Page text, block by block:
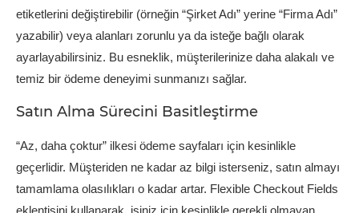
etiketlerini değiştirebilir (örneğin “Şirket Adı” yerine “Firma Adı”
yazabilir) veya alanları zorunlu ya da isteğe bağlı olarak
ayarlayabilirsiniz. Bu esneklik, müşterilerinize daha alakalı ve
temiz bir ödeme deneyimi sunmanızı sağlar.
Satın Alma Sürecini Basitleştirme
“Az, daha çoktur” ilkesi ödeme sayfaları için kesinlikle
geçerlidir. Müşteriden ne kadar az bilgi isterseniz, satın almayı
tamamlama olasılıkları o kadar artar. Flexible Checkout Fields
eklentisini kullanarak, işiniz için kesinlikle gerekli olmayan